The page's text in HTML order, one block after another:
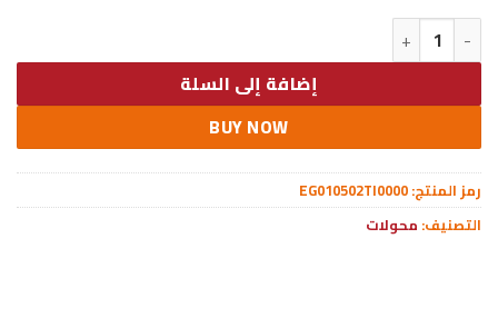
كمية • كابل شاحن USB متعدد 15 سم، شحن سريع 65 واط 3 في 1 (Lightning, Type-C & Micro USB)
إضافة إلى السلة
BUY NOW
رمز المنتج:EG010502TI0000
التصنيف: محولات